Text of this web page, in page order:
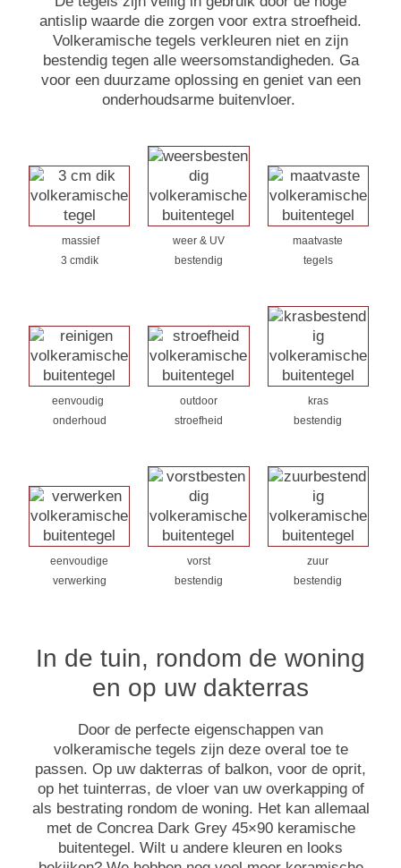
antislip waarde die zorgen voor extra stroefheid.
Volkeramische tegels verkleuren niet en zijn
bestendig tegen alle weersomstandigheden. Ga
voor een duurzame oplossing en geniet van een
onderhoudsarme buitenvloer.
massief
3 cmdik
weer & UV
bestendig
maatvaste
tegels
eenvoudig
onderhoud
outdoor
stroefheid
kras
bestendig
eenvoudige
verwerking
vorst
bestendig
zuur
bestendig
In de tuin, rondom de woning
en op uw dakterras
Door de perfecte eigenschappen van
volkeramische tegels zijn deze overal toe te
passen. Op uw dakterras of balkon, voor de oprit,
op het tuinterras, de vloer van uw overkapping of
als bestrating rondom de woning. Het kan allemaal
met de Concrea Dark Grey 45×90 keramische
buitentegel. Wilt u andere kleuren en looks